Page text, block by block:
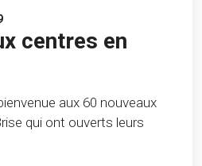
centres en
aux 60 nouveaux
qui ont ouverts leurs